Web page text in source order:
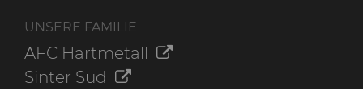
UNSERE FAMILIE
AFC Hartmetall
Sinter Sud